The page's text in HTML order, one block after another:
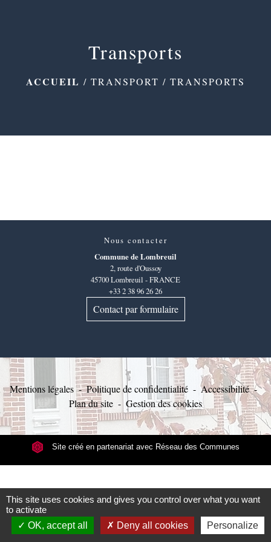
Transports
ACCUEIL / TRANSPORT / TRANSPORTS
Nous contacter
Commune de Lombreuil
2, route d'Oussoy
45700 Lombreuil - FRANCE
+33 2 38 96 26 26
Contact par formulaire
Mentions légales - Politique de confidentialité - Accessibilité -
Plan du site - Gestion des cookies
Site créé en partenariat avec Réseau des Communes
This site uses cookies and gives you control over what you want
to activate
OK, accept all
Deny all cookies Personalize